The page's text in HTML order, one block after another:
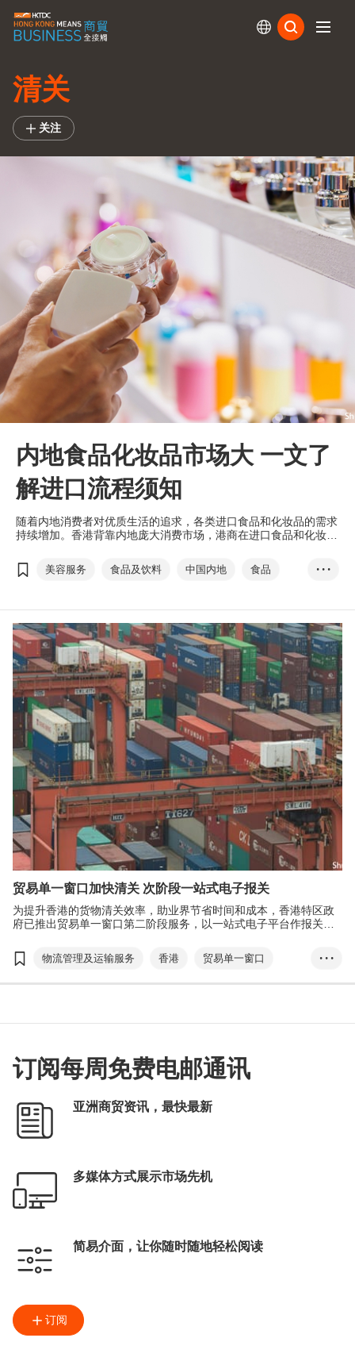
清关
关注
内地食品化妆品市场大 一文了
解进口流程须知
随着内地消费者对优质生活的追求，各类进口食品和化妆品的需求
持续增加。香港背靠内地庞大消费市场，港商在进口食品和化妆品
美容服务 食品及饮料 中国内地
食品
• • •
贸易单一窗口加快清关 次阶段一站式电子报关
为提升香港的货物清关效率，助业界节省时间和成本，香港特区政
府已推出贸易单一窗口第二阶段服务，以一站式电子平台作报关及
物流管理及运输服务 香港
贸易单一窗口
进出口贸易
贸易文件 智方便
报关
• • •
订阅每周免费电邮通讯
亚洲商贸资讯，最快最新
多媒体方式展示市场先机
简易介面，让你随时随地轻松阅读
订阅